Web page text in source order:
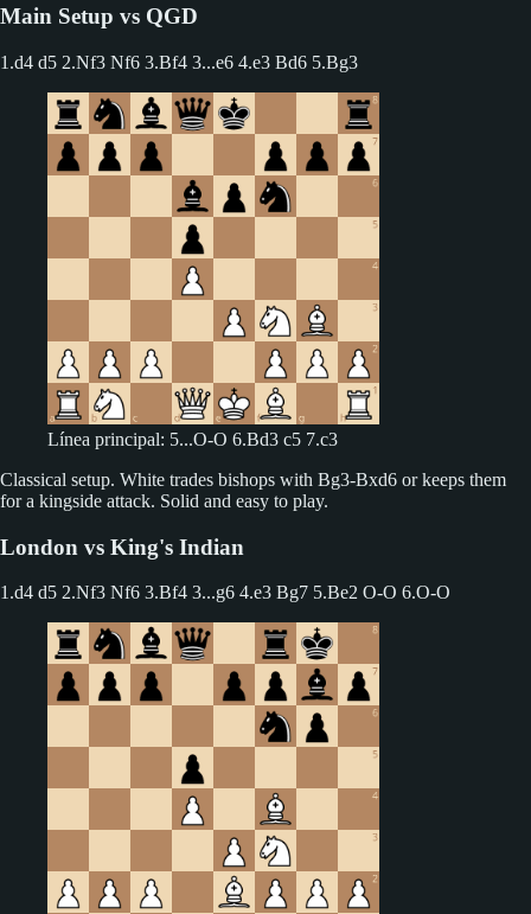
Main Setup vs QGD
1.d4 d5 2.Nf3 Nf6 3.Bf4 3...e6 4.e3 Bd6 5.Bg3
Línea principal: 5...O-O 6.Bd3 c5 7.c3
Classical setup. White trades bishops with Bg3-Bxd6 or keeps them
for a kingside attack. Solid and easy to play.
London vs King's Indian
1.d4 d5 2.Nf3 Nf6 3.Bf4 3...g6 4.e3 Bg7 5.Be2 O-O 6.O-O